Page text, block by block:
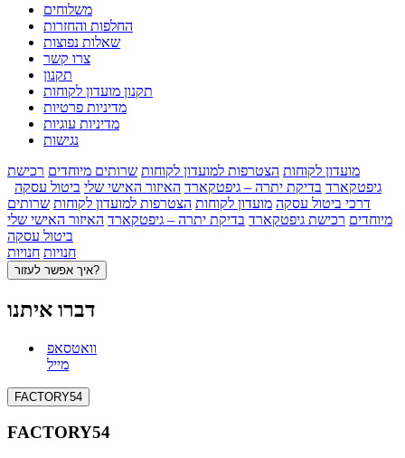
משלוחים
החלפות והחזרות
שאלות נפוצות
צרו קשר
תקנון
תקנון מועדון לקוחות
מדיניות פרטיות
מדיניות עוגיות
נגישות
מועדון לקוחות הצטרפות למועדון לקוחות שרותים מיוחדים רכישת
גיפטקארד בדיקת יתרה – גיפטקארד האיזור האישי שלי ביטול עסקה
דרכי ביטול עסקה מועדון לקוחות הצטרפות למועדון לקוחות שרותים
מיוחדים רכישת גיפטקארד בדיקת יתרה – גיפטקארד האיזור האישי שלי
ביטול עסקה
חנויות חנויות
איך אפשר לעזור?
דברו איתנו
וואטסאפ
מייל
FACTORY54
FACTORY54